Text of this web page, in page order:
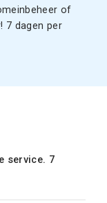
of
7 dagen per
service. 7